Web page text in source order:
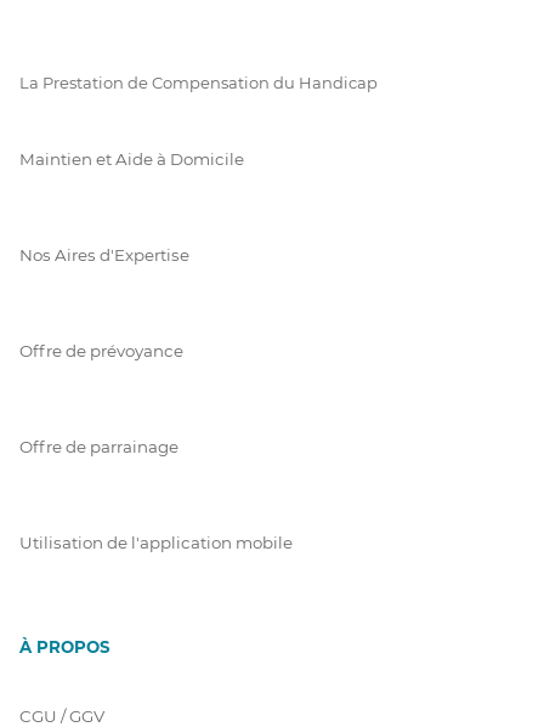
La Prestation de Compensation du Handicap
Maintien et Aide à Domicile
Nos Aires d'Expertise
Offre de prévoyance
Offre de parrainage
Utilisation de l'application mobile
À PROPOS
CGU / GGV